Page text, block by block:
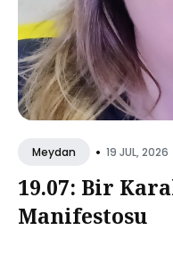
Meydan • 19 JUL, 2026
19.07: Bir
Manifestosu